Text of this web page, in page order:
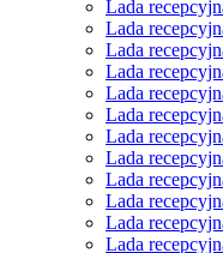
Lada
Lada
Lada
Lada
Lada
Lada
Lada
Lada
Lada
Lada
Lada
Lada